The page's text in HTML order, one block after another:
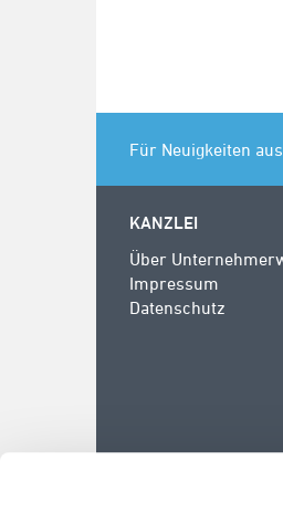
Für Neuigkeiten
KANZLEI
Über
Impressum
Datenschutz